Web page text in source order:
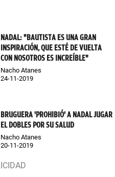
NADAL: "BAUTISTA ES UNA GRAN
INSPIRACIÓN, QUE ESTÉ DE VUELTA
CON NOSOTROS ES INCREÍBLE"
Nacho Atanes
24-11-2019
BRUGUERA 'PROHIBIÓ' A NADAL JUGAR
EL DOBLES POR SU SALUD
Nacho Atanes
20-11-2019